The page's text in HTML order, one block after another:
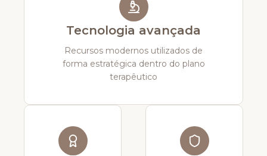
Tecnologia avançada
Recursos modernos utilizados de
forma estratégica dentro do plano
terapêutico